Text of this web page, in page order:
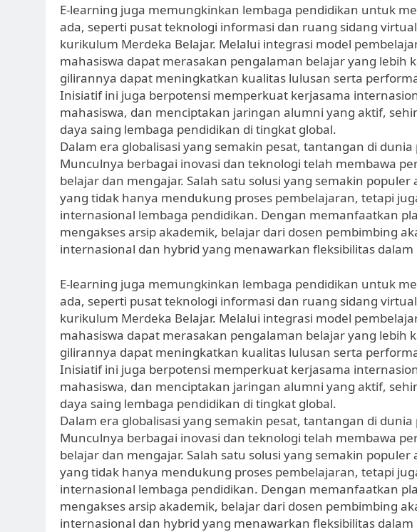
E-learning juga memungkinkan lembaga pendidikan untuk
ada, seperti pusat teknologi informasi dan ruang sidang
kurikulum Merdeka Belajar. Melalui integrasi model
mahasiswa dapat merasakan pengalaman belajar yang lebih
gilirannya dapat meningkatkan kualitas lulusan serta
Inisiatif ini juga berpotensi memperkuat kerjasama
mahasiswa, dan menciptakan jaringan alumni yang aktif,
daya saing lembaga pendidikan di tingkat global.
Dalam era globalisasi yang semakin pesat, tantangan di
Munculnya berbagai inovasi dan teknologi telah membawa
belajar dan mengajar. Salah satu solusi yang semakin
yang tidak hanya mendukung proses pembelajaran, tetapi
internasional lembaga pendidikan. Dengan memanfaatkan
mengakses arsip akademik, belajar dari dosen pembimbing
internasional dan hybrid yang menawarkan fleksibilitas
E-learning juga memungkinkan lembaga pendidikan untuk
ada, seperti pusat teknologi informasi dan ruang sidang
kurikulum Merdeka Belajar. Melalui integrasi model
mahasiswa dapat merasakan pengalaman belajar yang lebih
gilirannya dapat meningkatkan kualitas lulusan serta
Inisiatif ini juga berpotensi memperkuat kerjasama
mahasiswa, dan menciptakan jaringan alumni yang aktif,
daya saing lembaga pendidikan di tingkat global.
Dalam era globalisasi yang semakin pesat, tantangan di
Munculnya berbagai inovasi dan teknologi telah membawa
belajar dan mengajar. Salah satu solusi yang semakin
yang tidak hanya mendukung proses pembelajaran, tetapi
internasional lembaga pendidikan. Dengan memanfaatkan
mengakses arsip akademik, belajar dari dosen pembimbing
internasional dan hybrid yang menawarkan fleksibilitas